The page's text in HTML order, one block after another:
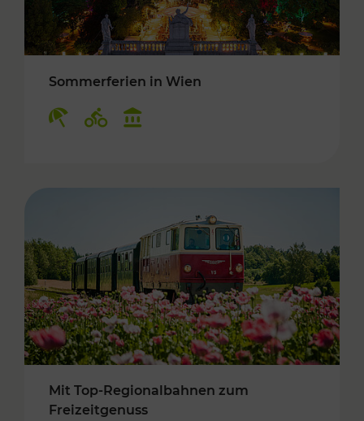
Sommerferien in Wien
Mit Top-Regionalbahnen zum
Freizeitgenuss